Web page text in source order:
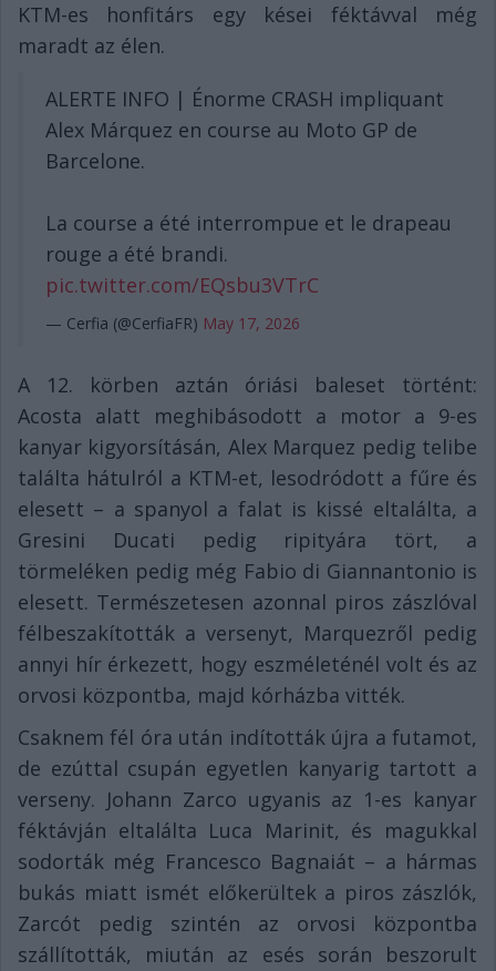
KTM-es honfitárs egy kései féktávval még
maradt az élen.
ALERTE INFO | Énorme CRASH impliquant
Alex Márquez en course au Moto GP de
Barcelone.
La course a été interrompue et le drapeau
rouge a été brandi.
pic.twitter.com/EQsbu3VTrC
— Cerfia (@CerfiaFR) May 17, 2026
A 12. körben aztán óriási baleset történt:
Acosta alatt meghibásodott a motor a 9-es
kanyar kigyorsításán, Alex Marquez pedig telibe
találta hátulról a KTM-et, lesodródott a fűre és
elesett – a spanyol a falat is kissé eltalálta, a
Gresini Ducati pedig ripityára tört, a
törmeléken pedig még Fabio di Giannantonio is
elesett. Természetesen azonnal piros zászlóval
félbeszakították a versenyt, Marquezről pedig
annyi hír érkezett, hogy eszméleténél volt és az
orvosi központba, majd kórházba vitték.
Csaknem fél óra után indították újra a futamot,
de ezúttal csupán egyetlen kanyarig tartott a
verseny. Johann Zarco ugyanis az 1-es kanyar
féktávján eltalálta Luca Marinit, és magukkal
sodorták még Francesco Bagnaiát – a hármas
bukás miatt ismét előkerültek a piros zászlók,
Zarcót pedig szintén az orvosi központba
szállították, miután az esés során beszorult